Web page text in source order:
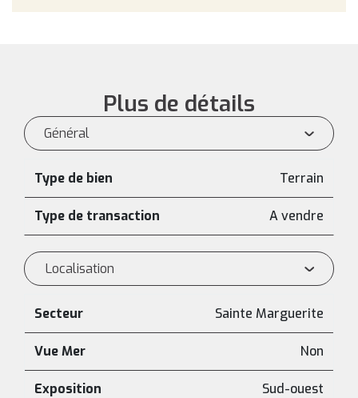
Plus de détails
Général
Type de bien Terrain
Type de transaction A vendre
Localisation
Secteur Sainte Marguerite
Vue Mer Non
Exposition Sud-ouest